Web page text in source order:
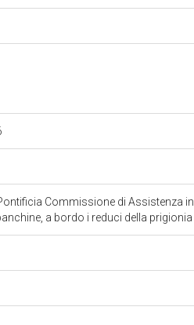
Commissione di Assistenza
a bordo i reduci della